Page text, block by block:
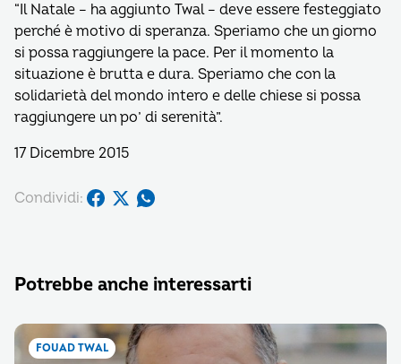
“Il Natale – ha aggiunto Twal – deve essere festeggiato
perché è motivo di speranza. Speriamo che un giorno
si possa raggiungere la pace. Per il momento la
situazione è brutta e dura. Speriamo che con la
solidarietà del mondo intero e delle chiese si possa
raggiungere un po’ di serenità”.
17 Dicembre 2015
Condividi:
Potrebbe anche interessarti
FOUAD TWAL